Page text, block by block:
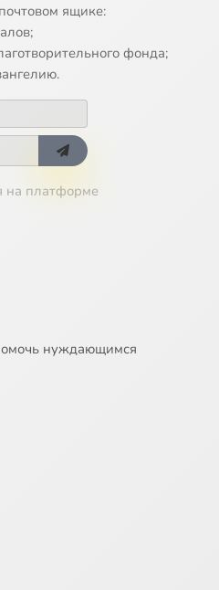
ящике:
фонда;
на платформе
нуждающимся